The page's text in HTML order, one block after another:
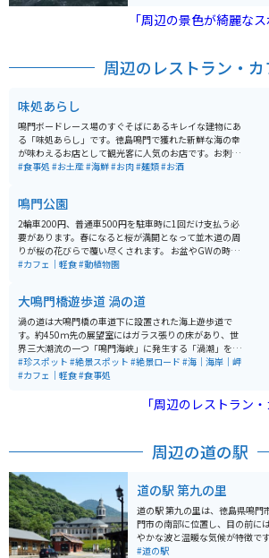
る船「わんだーなると」と、水
ィ」があります。
「周辺の景色が綺麗な
周辺のレストラン・カ
味処あらし
鳴門ボードレース場のすぐそばにあるキレイな建物にあ
る「味処あらし」です。徳島鳴門で獲れた新鮮な海の幸
が味わえるお店として観光客に人気のお店です。お刺身
からお寿司、揚げ物、煮物まで、なんでも美味しくいた
#食事処 #お土産#海鮮#お肉#麺類#お酒
鳴門公園
2輪車200円、普通車500円を駐車時に1回だけ支払う必
要があります。春になると桜が満開となって並木道の周
りが桜の花びらで覆い尽くされます。 お盆やGWの時期
は繁忙期となり臨時駐車場が 亀浦観光港に用意されま
した等の飲食店が近くにあるため、公園で散歩や休憩を
する以外にも楽しめる時間が多いのでおすすめです。 周
年記念として不定期で催されるスタンプラリーでは散歩
コースが3つ選べます。一番長い散歩コースでは45分以
上歩く周遊コースとなっていますので隣接する施設と共
にゆったりとした徳島の自然を肌で感じられてオススメ
#カフェ｜軽食#動植物園
大鳴門橋遊歩道 渦の道
渦の道は大鳴門橋の車道下に設置された海上遊歩道で
す。約450ｍ先の展望室にはガラス張りの床があり、世
界三大潮流の一つ「鳴門海峡」に発生する「渦潮」を、
約45ｍの高さから、覗き込むことが出来ます。 渦潮の発
生時間は毎日違うため、事前に確認（渦の道ホームペー
#珍スポット #絶景スポット #絶景ロード #海｜海岸｜岬
#カフェ｜軽食#食事処
「周辺のレストラン
周辺の道の駅
道の駅 第九の里
道の駅 第九の里は、徳島県鳴門
門市の南部に位置し、目の前に
やかな波と温暖な気候が特徴です。 地元の特産品を
する物産館では、新鮮な海の幸
#道の駅